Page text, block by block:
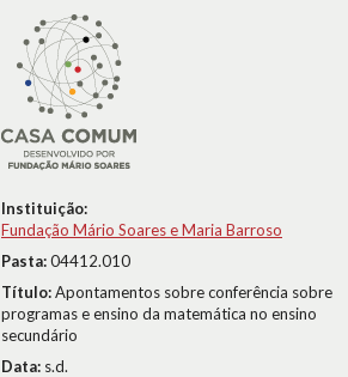
Instituição:
Fundação Mário Soares e Maria Barroso
Pasta:04412.010
Título:Apontamentos sobre conferência sobre
programas e ensino da matemática no ensino
secundário
Data: s.d.